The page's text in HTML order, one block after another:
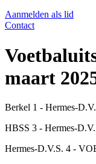
Aanmelden als lid
Contact
maart
Berkel 1 - Hermes-
HBSS 3 - Hermes-
Hermes-D.V.S. 4 -